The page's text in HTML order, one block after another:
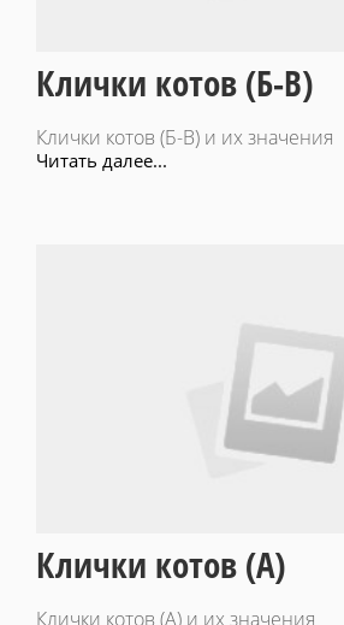
Клички котов (Б-В)
Клички котов (Б-В) и их значения
Читать далее...
Клички котов (А)
Клички котов (А) и их значения